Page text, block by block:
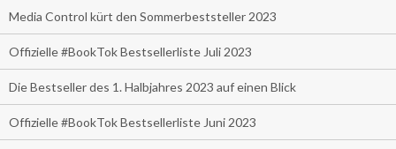
Media Control kürt den Sommerbeststeller 2023
Offizielle #BookTok Bestsellerliste Juli 2023
Die Bestseller des 1. Halbjahres 2023 auf einen Blick
Offizielle #BookTok Bestsellerliste Juni 2023